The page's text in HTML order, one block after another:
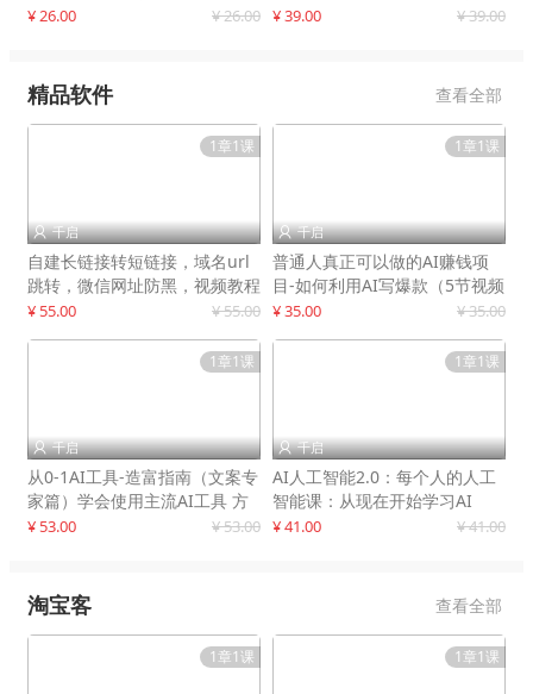
298）
¥ 26.00 ¥ 26.00 +教程）
¥ 39.00 ¥ 39.00
精品软件 查看全部
1章1课
 千启
自建长链接转短链接，域名url
跳转，微信网址防黑，视频教程
手把手教你
¥ 55.00 ¥ 55.00
1章1课
 千启
普通人真正可以做的AI赚钱项
目-如何利用AI写爆款（5节视频
课）
¥ 35.00 ¥ 35.00
1章1课
 千启
从0-1AI工具-造富指南（文案专
家篇）学会使用主流AI工具 方
法和心法的融合
¥ 53.00 ¥ 53.00
1章1课
 千启
AI人工智能2.0：每个人的人工
智能课：从现在开始学习AI
¥ 41.00 ¥ 41.00
淘宝客 查看全部
1章1课 1章1课